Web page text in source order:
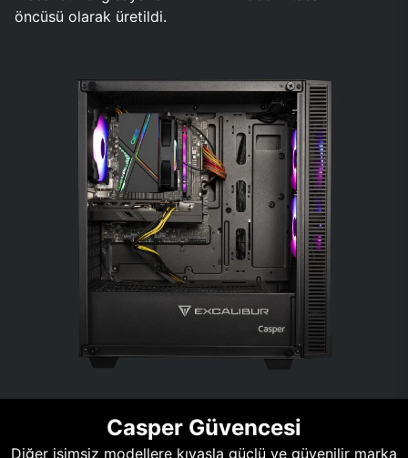
öncüsü olarak üretildi.
Casper Güvencesi
Diğer isimsiz modellere kıyasla güçlü ve güvenilir marka